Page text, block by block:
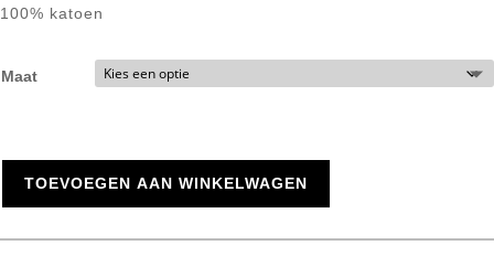
100% katoen
Maat
TOEVOEGEN AAN WINKELWAGEN